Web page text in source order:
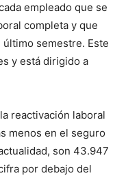
empleado que se
completa y que
semestre. Este
y está dirigido a
reactivación laboral
menos en el seguro
son 43.947
por debajo del